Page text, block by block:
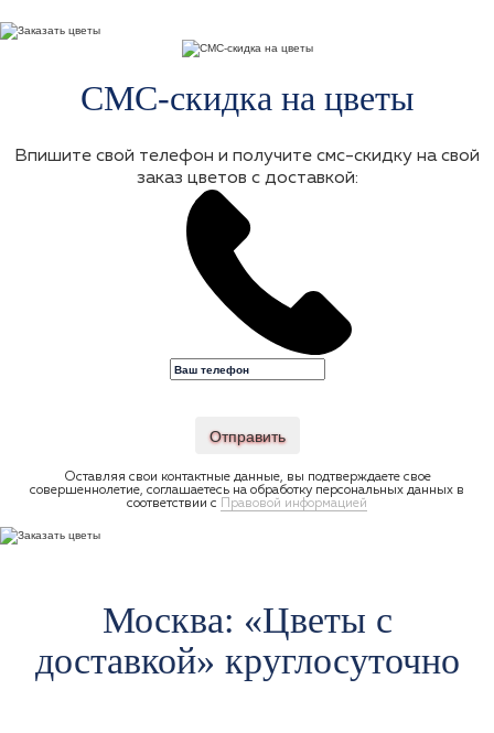
СМС-скидка на цветы
Впишите свой телефон и получите смс-скидку на свой
заказ цветов с доставкой:
Отправить
Оставляя свои контактные данные, вы подтверждаете свое
совершеннолетие, соглашаетесь на обработку персональных данных в
соответствии с
Правовой информацией
Москва: «Цветы c
доставкой» круглосуточно